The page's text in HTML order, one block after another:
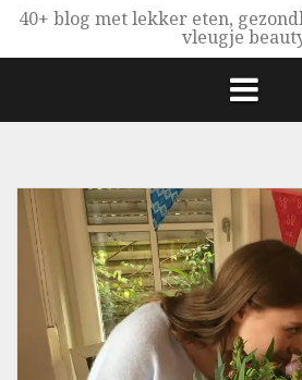
40+ blog met lekker eten,
vleugje